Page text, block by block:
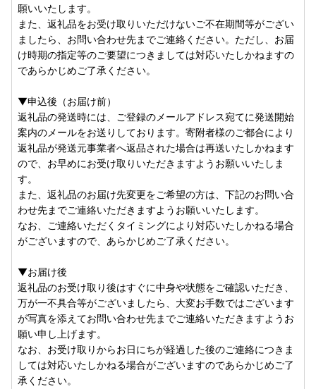
願いいたします。
また、返礼品をお受け取りいただけないご不在期間等がござい
ましたら、お問い合わせ先までご連絡ください。ただし、お届
け時期の指定等のご要望につきましては対応いたしかねますの
であらかじめご了承ください。
▼申込後（お届け前）
返礼品の発送時には、ご登録のメールアドレス宛てに発送開始
案内のメールをお送りしております。寄附者様のご都合により
返礼品が発送元事業者へ返品された場合は再送いたしかねます
ので、お早めにお受け取りいただきますようお願いいたしま
す。
また、返礼品のお届け先変更をご希望の方は、下記のお問い合
わせ先までご連絡いただきますようお願いいたします。
なお、ご連絡いただくタイミングにより対応いたしかねる場合
がございますので、あらかじめご了承ください。
▼お届け後
返礼品のお受け取り後はすぐに中身や状態をご確認いただき、
万が一不具合等がございましたら、大変お手数ではございます
が写真を添えてお問い合わせ先までご連絡いただきますようお
願い申し上げます。
なお、お受け取りからお日にちが経過した後のご連絡につきま
しては対応いたしかねる場合がございますのであらかじめご了
承ください。